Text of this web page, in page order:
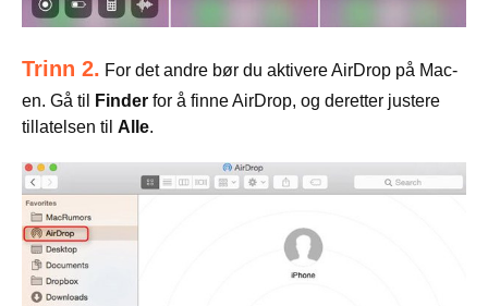
Trinn 2. For det andre bør du aktivere AirDrop på Mac-
en. Gå til
Finder for å finne AirDrop, og deretter justere
tillatelsen til Alle.